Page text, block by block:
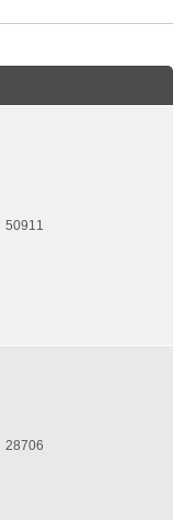
50911
28706